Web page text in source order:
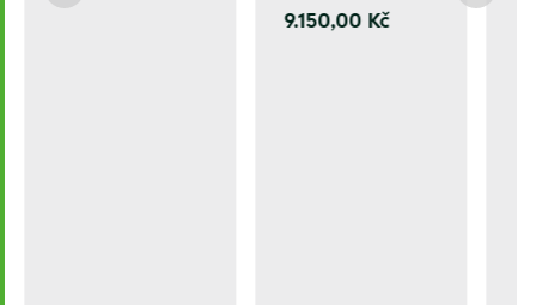
9.150,00 Kč